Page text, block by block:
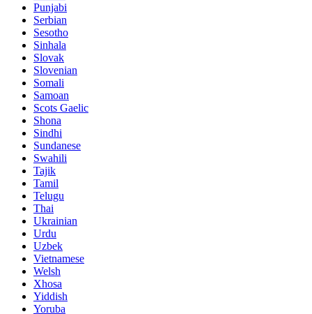
Punjabi
Serbian
Sesotho
Sinhala
Slovak
Slovenian
Somali
Samoan
Scots Gaelic
Shona
Sindhi
Sundanese
Swahili
Tajik
Tamil
Telugu
Thai
Ukrainian
Urdu
Uzbek
Vietnamese
Welsh
Xhosa
Yiddish
Yoruba